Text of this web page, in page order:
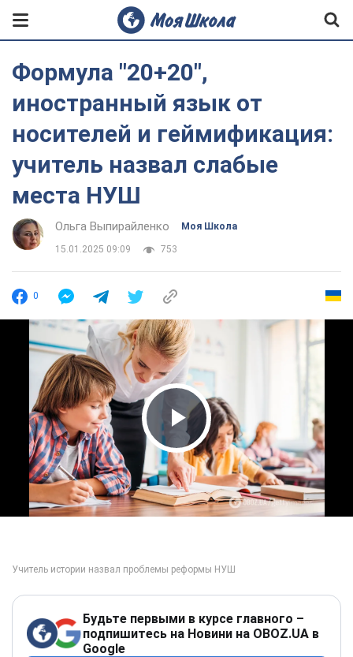
Формула "20+20",
иностранный язык от
носителей и геймификация:
учитель назвал слабые
места НУШ
Ольга Выпирайленко Моя Школа
15.01.2025 09:09 753
0
Play Video
Будьте первыми в курсе главного –
подпишитесь на Новини на OBOZ.UA в
Google